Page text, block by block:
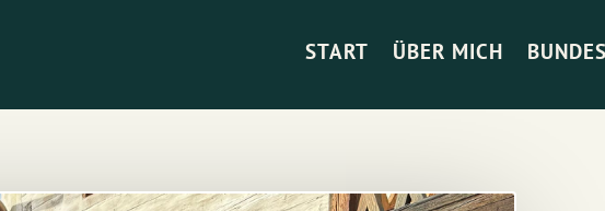
START ÜBER MICH